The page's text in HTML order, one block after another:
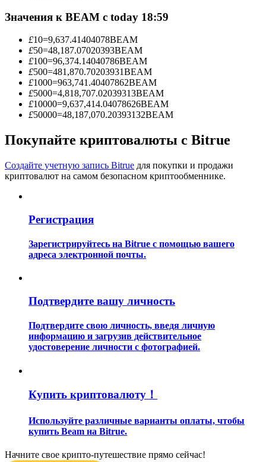
за копи-трейдинг
Информация
и т. д.
Руководство для начинающих по фьючерсам
Торговые стратегии
Значения к BEAM с today 18:59
£10=9,637.41404078BEAM
£50=48,187.07020393BEAM
£100=96,374.14040786BEAM
£500=481,870.70203931BEAM
£1000=963,741.40407862BEAM
£5000=4,818,707.02039313BEAM
£10000=9,637,414.04078626BEAM
£50000=48,187,070.20393132BEAM
Покупайте криптовалюты с Bitrue
Создайте учетную запись Bitrue для покупки и продажи
криптовалют на самом безопасном криптообменнике.
Регистрация
Зарегистрируйтесь на Bitrue с помощью вашего
адреса электронной почты.
Подтвердите вашу личность
Подтвердите свою личность, введя личную
информацию и загрузив действительное
удостоверение личности с фотографией.
Купить криптовалюту！
Используйте различные варианты оплаты, чтобы
купить Beam на Bitrue.
Начните свое крипто-путешествие прямо сейчас!